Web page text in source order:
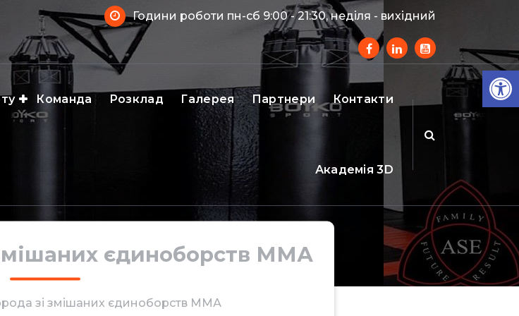
Години роботи пн-сб 9:00 - 21:30, неділя - вихідний
Команда Розклад Галерея Партнери Контакти
Академія 3D
єдиноборств ММА
зі змішаних єдиноборств ММА